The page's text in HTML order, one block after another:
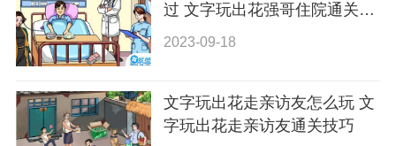
过 文字玩出花强哥住院通关技
巧
2023-09-18
文字玩出花走亲访友怎么玩 文
字玩出花走亲访友通关技巧